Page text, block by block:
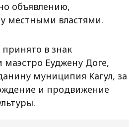
объявлению,
местными властями.
в знак
маэстро Еуджену Доге,
муниципия Кагул, за
и продвижение